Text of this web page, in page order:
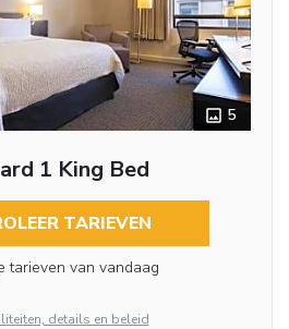
5
1 King Bed
TARIEVEN
tarieven van vandaag
details en beleid